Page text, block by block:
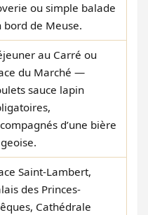
ou simple balade
bord de Meuse.
au Carré ou
du Marché —
sauce lapin
d’une bière
Saint-Lambert,
des Princes-
Cathédrale